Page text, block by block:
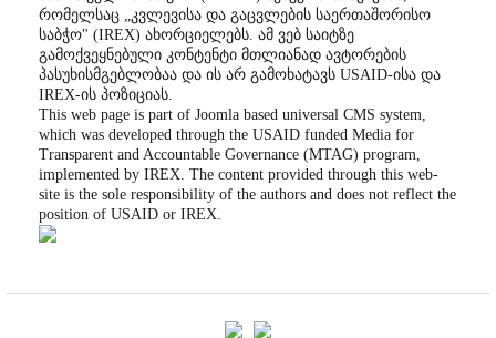
რომელსაც „კვლევისა და გაცვლების საერთაშორისო
საბჭო" (IREX) ახორციელებს. ამ ვებ საიტზე
გამოქვეყნებული კონტენტი მთლიანად ავტორების
პასუხისმგებლობაა და ის არ გამოხატავს USAID-ისა და
IREX-ის პოზიციას.
This web page is part of Joomla based universal CMS system,
which was developed through the USAID funded Media for
Transparent and Accountable Governance (MTAG) program,
implemented by IREX. The content provided through this web-
site is the sole responsibility of the authors and does not reflect the
position of USAID or IREX.